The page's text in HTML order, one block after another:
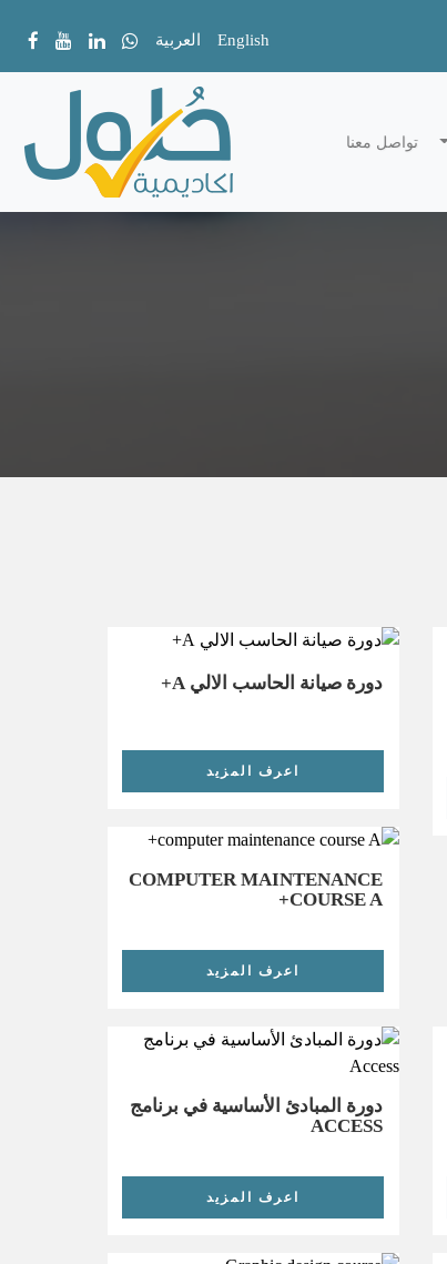
العربية English
تواصل معنا
دورة صيانة الحاسب الالي A+
اعرف المزيد
COMPUTER MAINTENANCE
COURSE A+
اعرف المزيد
دورة المبادئ الأساسية في برنامج
ACCESS
اعرف المزيد